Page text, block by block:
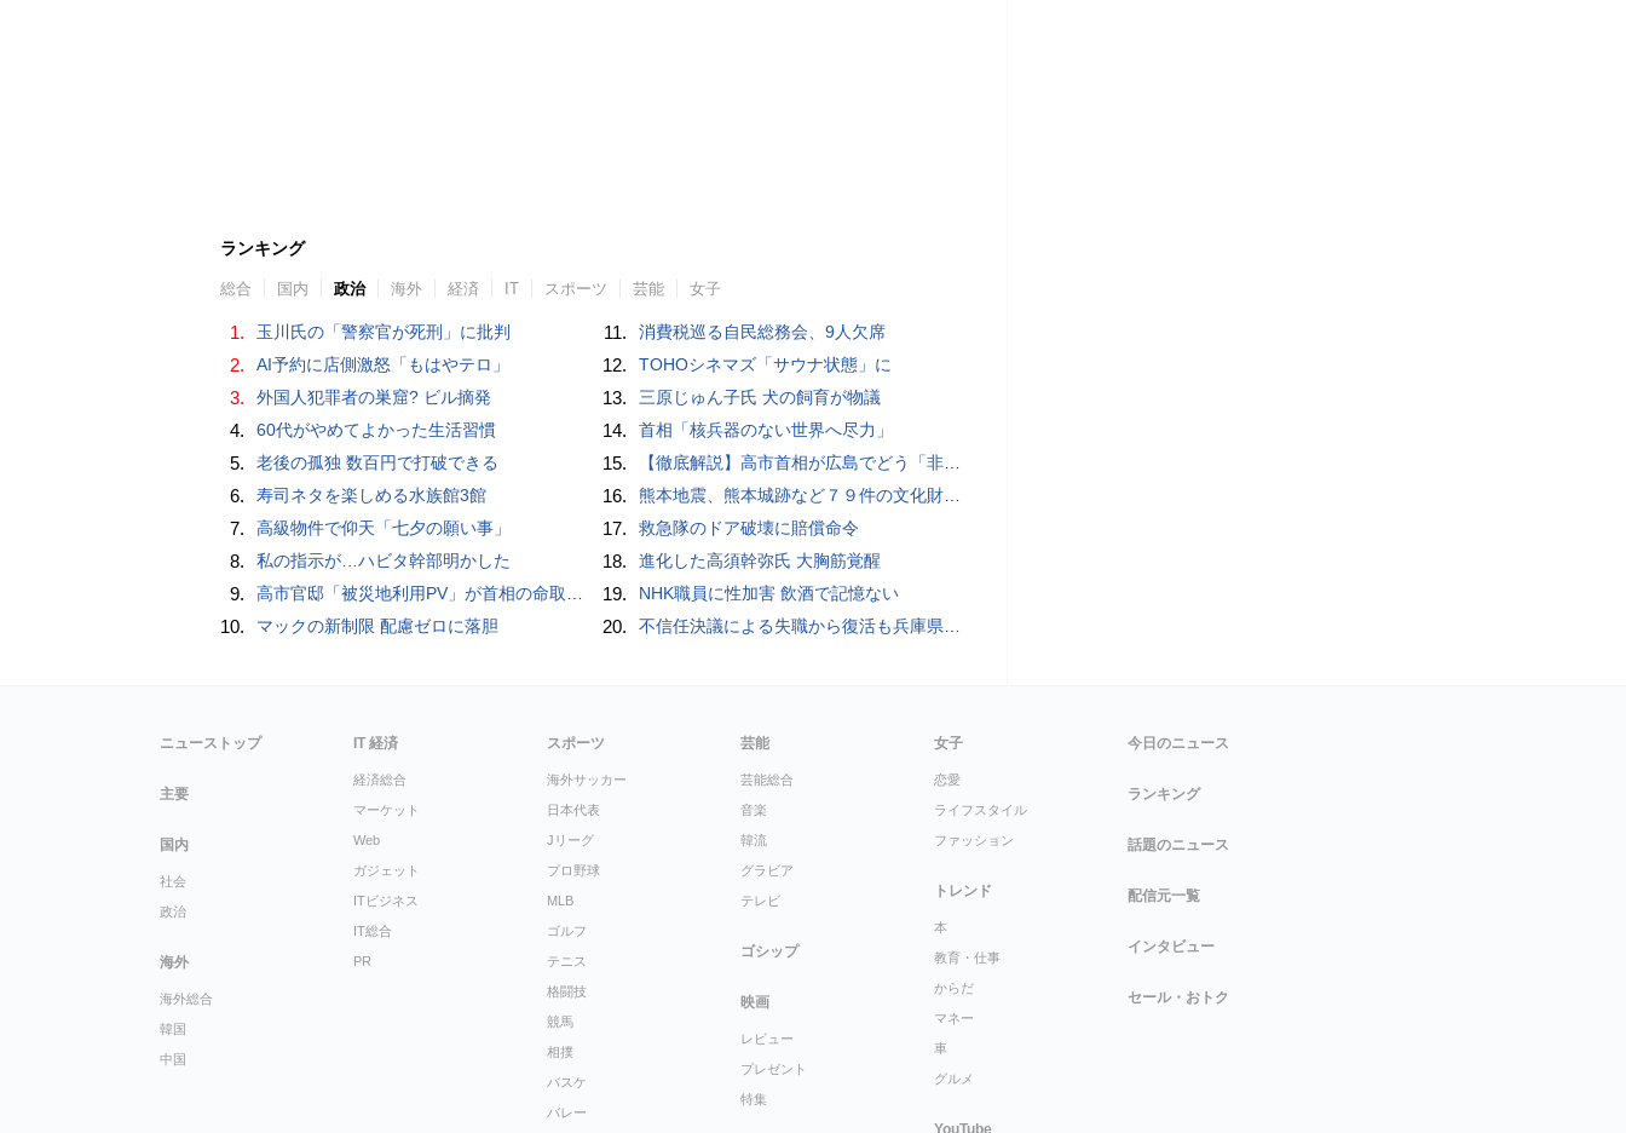
ランキング
総合 国内 政治 海外 経済 IT スポーツ 芸能 女子
1. 玉川氏の「警察官が死刑」に批判
2. AI予約に店側激怒「もはやテロ」
3. 外国人犯罪者の巣窟? ビル摘発
4. 60代がやめてよかった生活習慣
5. 老後の孤独 数百円で打破できる
6. 寿司ネタを楽しめる水族館3館
7. 高級物件で仰天「七夕の願い事」
8. 私の指示が…ハビタ幹部明かした
9. 高市官邸「被災地利用PV」が首相の命取りに？ 安倍元首相“コロナおこもり動画”の二の舞を自民党が危惧
10. マックの新制限 配慮ゼロに落胆
11. 消費税巡る自民総務会、9人欠席
12. TOHOシネマズ「サウナ状態」に
13. 三原じゅん子氏 犬の飼育が物議
14. 首相「核兵器のない世界へ尽力」
15. 【徹底解説】高市首相が広島でどう「非核三原則」言及？現状にとどめ将来は明言せず 著書では「邪魔になる」と主張
16. 熊本地震、熊本城跡など７９件の文化財被害…木原官房長官「速やかな復旧に取り組む」
17. 救急隊のドア破壊に賠償命令
18. 進化した高須幹弥氏 大胸筋覚醒
19. NHK職員に性加害 飲酒で記憶ない
20. 不信任決議による失職から復活も兵庫県・斉藤知事への批判が再燃中！
ニューストップ
主要
国内
社会
政治
海外
海外総合
韓国
中国
IT 経済
経済総合
マーケット
Web
ガジェット
ITビジネス
IT総合
PR
スポーツ
海外サッカー
日本代表
Jリーグ
プロ野球
MLB
ゴルフ
テニス
格闘技
競馬
相撲
バスケ
バレー
芸能
芸能総合
音楽
韓流
グラビア
テレビ
ゴシップ
映画
レビュー
プレゼント
特集
女子
恋愛
ライフスタイル
ファッション
トレンド
本
教育・仕事
からだ
マネー
車
グルメ
YouTube
今日のニュース
ランキング
話題のニュース
配信元一覧
インタビュー
セール・おトク